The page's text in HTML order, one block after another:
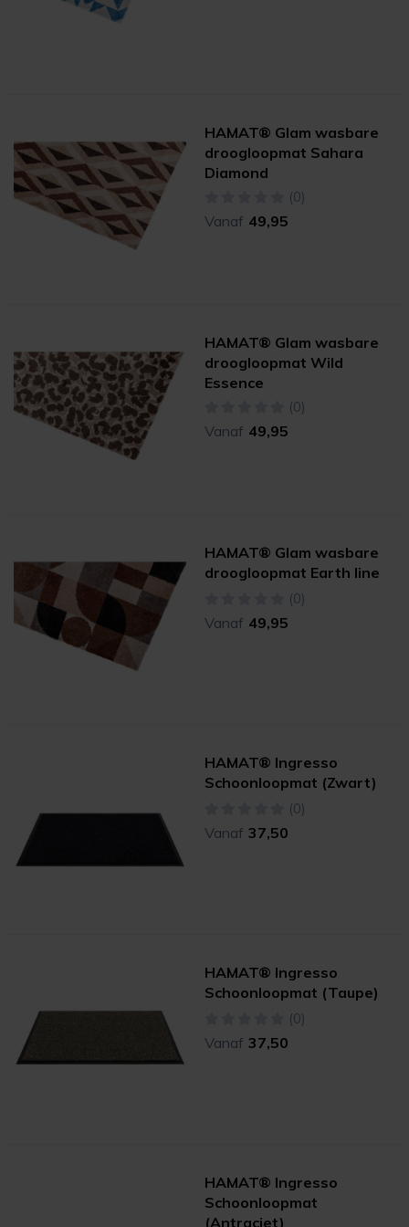
HAMAT® Glam wasbare
droogloopmat Sahara
Diamond
(0)
Vanaf 49,95
HAMAT® Glam wasbare
droogloopmat Wild
Essence
(0)
Vanaf 49,95
HAMAT® Glam wasbare
droogloopmat Earth line
(0)
Vanaf 49,95
HAMAT® Ingresso
Schoonloopmat (Zwart)
(0)
Vanaf 37,50
HAMAT® Ingresso
Schoonloopmat (Taupe)
(0)
Vanaf 37,50
HAMAT® Ingresso
Schoonloopmat
(Antraciet)